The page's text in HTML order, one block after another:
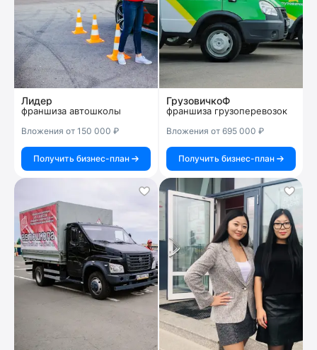
Лидер
франшиза автошколы
Вложения от 150 000 ₽
Получить бизнес-план
ГрузовичкоФ
франшиза грузоперевозок
Вложения от 695 000 ₽
Получить бизнес-план